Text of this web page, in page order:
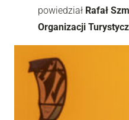
powiedział Rafał
Organizacji